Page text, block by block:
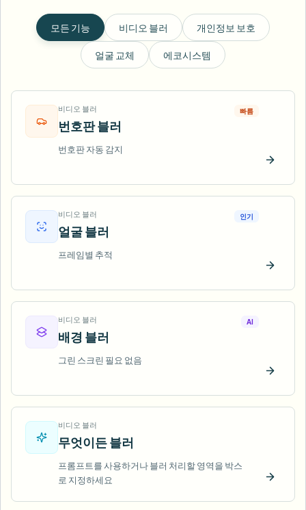
모든 기능 비디오 블러 개인정보 보호
얼굴 교체 에코시스템
비디오 블러
번호판 블러
빠름
번호판 자동 감지
지금
비디오 블러
얼굴 블러
인기
프레임별 추적
지금
비디오 블러
배경 블러
AI
그린 스크린 필요 없음
지금
비디오 블러
무엇이든 블러
프롬프트를 사용하거나 블러 처리할 영역을 박스
로 지정하세요
지금